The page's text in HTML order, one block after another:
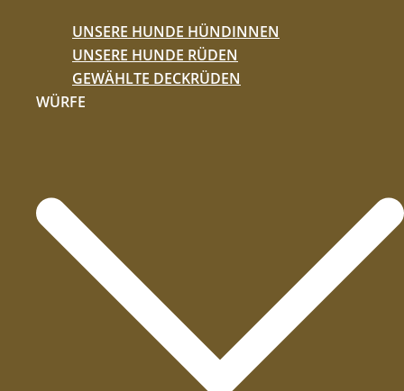
UNSERE HUNDE HÜNDINNEN
UNSERE HUNDE RÜDEN
GEWÄHLTE DECKRÜDEN
WÜRFE